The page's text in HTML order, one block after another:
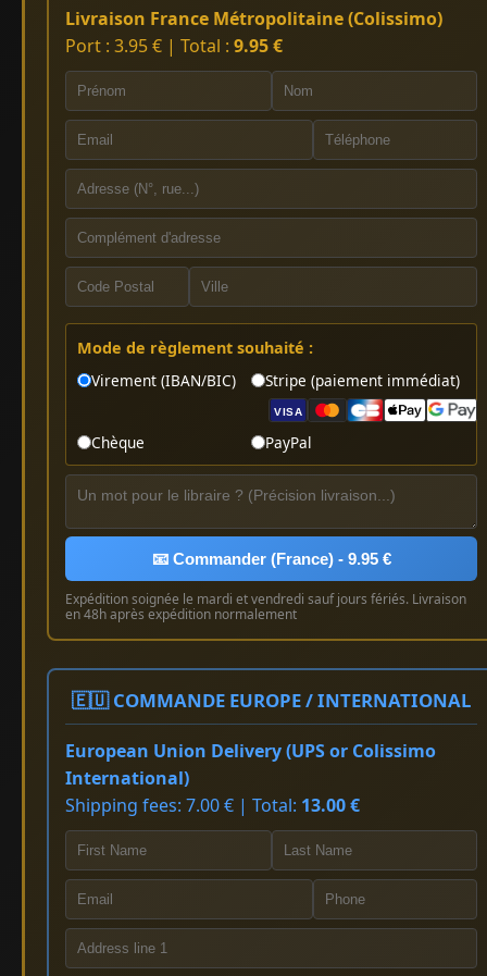
Livraison France Métropolitaine (Colissimo)
Port : 3.95 € | Total : 9.95 €
Mode de règlement souhaité :
Virement (IBAN/BIC)
Stripe (paiement immédiat)
VISA
Chèque PayPal
📧 Commander (France) - 9.95 €
Expédition soignée le mardi et vendredi sauf jours fériés. Livraison
en 48h après expédition normalement
🇪🇺 COMMANDE EUROPE / INTERNATIONAL
European Union Delivery (UPS or Colissimo
International)
Shipping fees: 7.00 € | Total: 13.00 €